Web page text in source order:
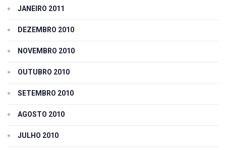
JANEIRO 2011
DEZEMBRO 2010
NOVEMBRO 2010
OUTUBRO 2010
SETEMBRO 2010
AGOSTO 2010
JULHO 2010